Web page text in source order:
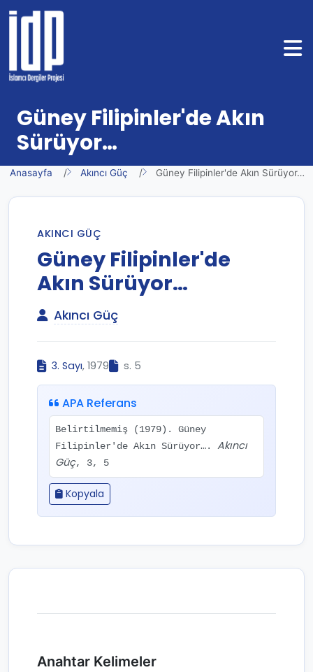
Güney Filipinler'de Akın
Sürüyor…
Anasayfa Akıncı Güç Güney Filipinler'de Akın Sürüyor…
AKINCI GÜÇ
Güney Filipinler'de
Akın Sürüyor…
Akıncı Güç
3. Sayı, 1979 s. 5
APA Referans
Belirtilmemiş (1979). Güney
Filipinler'de Akın Sürüyor…. Akıncı
Güç, 3, 5
Kopyala
Anahtar Kelimeler